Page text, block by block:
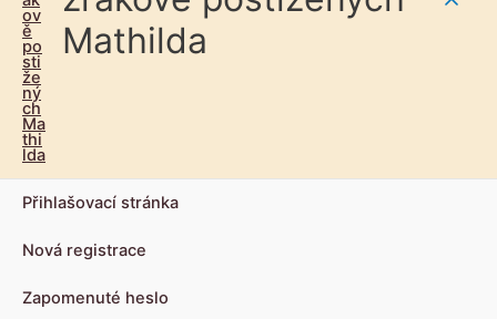
Mathilda
Přihlašovací stránka
Nová registrace
Zapomenuté heslo